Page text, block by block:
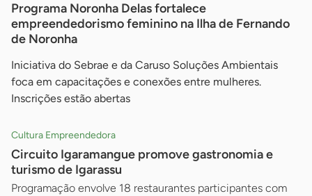
Programa Noronha Delas fortalece
empreendedorismo feminino na Ilha de Fernando
de Noronha
Iniciativa do Sebrae e da Caruso Soluções Ambientais
foca em capacitações e conexões entre mulheres.
Inscrições estão abertas
Cultura Empreendedora
Circuito Igaramangue promove gastronomia e
turismo de Igarassu
Programação envolve 18 restaurantes participantes com